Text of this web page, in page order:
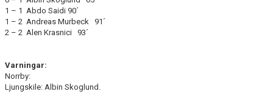
1 – 1 Abdo Saidi 90´
1 – 2 Andreas Murbeck 91´
2 – 2 Alen Krasnici 93´
Varningar:
Norrby:
Ljungskile: Albin Skoglund.